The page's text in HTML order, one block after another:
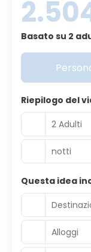
Basato su 2
Riepilogo del
2 Adulti
notti
Questa idea
Alloggi